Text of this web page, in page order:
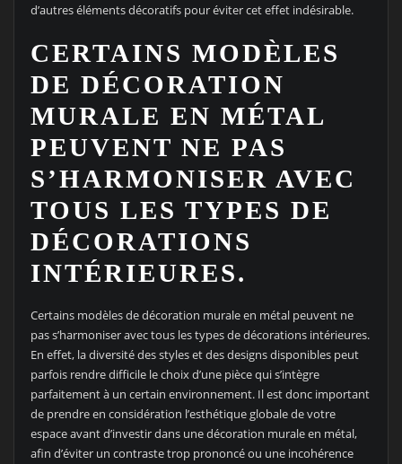
d’autres éléments décoratifs pour éviter cet effet indésirable.
CERTAINS MODÈLES
DE DÉCORATION
MURALE EN MÉTAL
PEUVENT NE PAS
S’HARMONISER AVEC
TOUS LES TYPES DE
DÉCORATIONS
INTÉRIEURES.
Certains modèles de décoration murale en métal peuvent ne
pas s’harmoniser avec tous les types de décorations intérieures.
En effet, la diversité des styles et des designs disponibles peut
parfois rendre difficile le choix d’une pièce qui s’intègre
parfaitement à un certain environnement. Il est donc important
de prendre en considération l’esthétique globale de votre
espace avant d’investir dans une décoration murale en métal,
afin d’éviter un contraste trop prononcé ou une incohérence